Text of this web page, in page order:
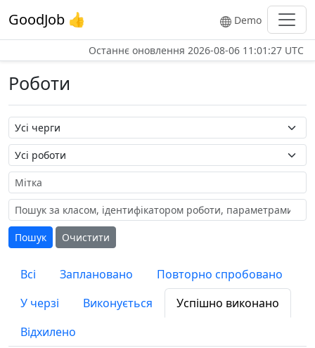
GoodJob 👍 Demo
Останнє оновлення 2026-08-06 11:01:27 UTC
Роботи
Назва черги
Назва роботи
Мітка
Пошук
Очистити
Всі Заплановано
Повторно спробовано
У черзі
Виконується
Успішно виконано
Відхилено